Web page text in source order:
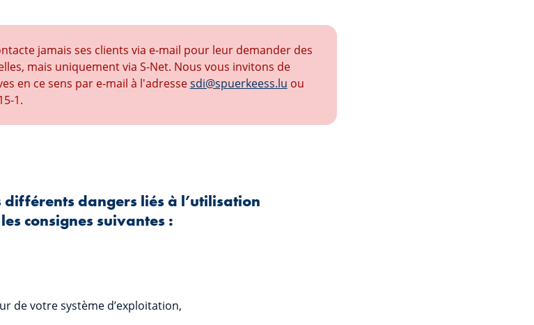
jamais ses clients via e-mail pour leur demander des
mais uniquement via S-Net. Nous vous invitons de
en ce sens par e-mail à l'adressesdi@spuerkeess.lu ou
1.
dangers liés à l’utilisation
consignes suivantes :
de votre système d’exploitation,